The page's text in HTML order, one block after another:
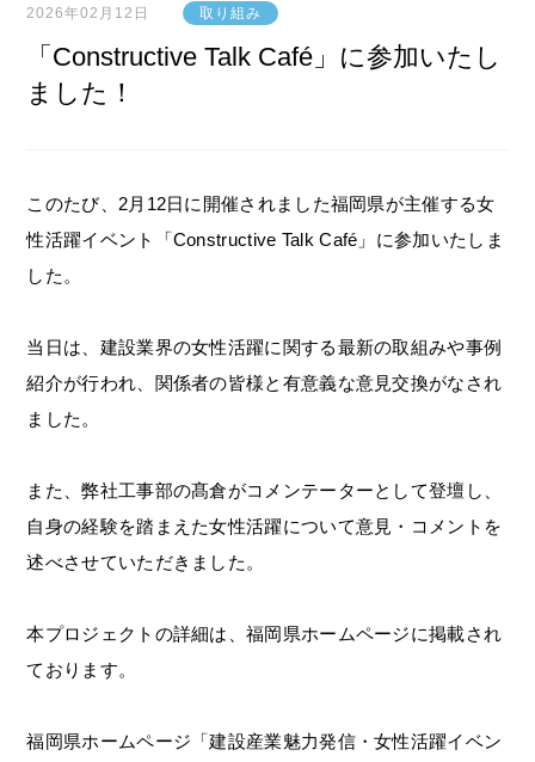
2026年02月12日 取り組み
「Constructive Talk Café」に参加いたし
ました！
このたび、2月12日に開催されました福岡県が主催する女
性活躍イベント「Constructive Talk Café」に参加いたしま
した。
当日は、建設業界の女性活躍に関する最新の取組みや事例
紹介が行われ、関係者の皆様と有意義な意見交換がなされ
ました。
また、弊社工事部の髙倉がコメンテーターとして登壇し、
自身の経験を踏まえた女性活躍について意見・コメントを
述べさせていただきました。
本プロジェクトの詳細は、福岡県ホームページに掲載され
ております。
福岡県ホームページ「建設産業魅力発信・女性活躍イベン